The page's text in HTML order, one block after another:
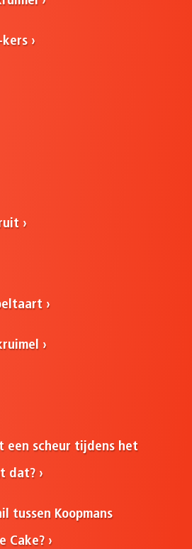
kers
een scheur tijdens het
dat?
tussen Koopmans
Cake?